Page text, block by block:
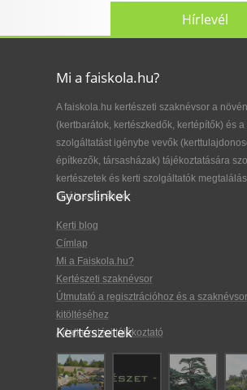
Hírlevél
Mi a faiskola.hu?
A faiskola.hu kertészeti szaknévsor a
(kertbarátok, kertészkedők, kertépítők) és
szolgáltatást igénybe vevők
építkezők, társasházak) tájékoztatására
kertészetek és kerti szolgáltatók
kiválasztásában.
Gyorslinkek
Kerti blog
Címlap
Mi a Faiskola.hu?
Kertészeti szaknévsor
Útmutató a regisztrációhoz és a
kitöltéséhez
Adatkezelési tájékoztató
Kertészetek